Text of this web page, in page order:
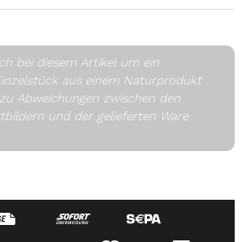
bei diesem Artikel um ein
aus einem Naturprodukt
Abweichungen zwischen den
und der gelieferten Ware